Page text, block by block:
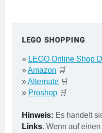
LEGO SHOPPING
» LEGO Online Shop
»Amazon 🛒
»Alternate 🛒
» Proshop 🛒
Hinweis: Es handelt
Links. Wenn auf